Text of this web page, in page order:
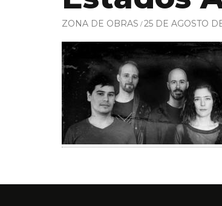
ZONA DE OBRAS 25 DE AGOSTO